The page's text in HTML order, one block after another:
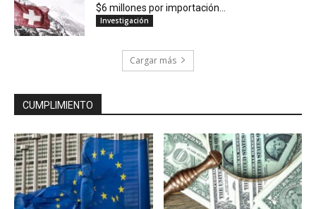
$6 millones por importación...
Investigación
Cargar más
CUMPLIMIENTO